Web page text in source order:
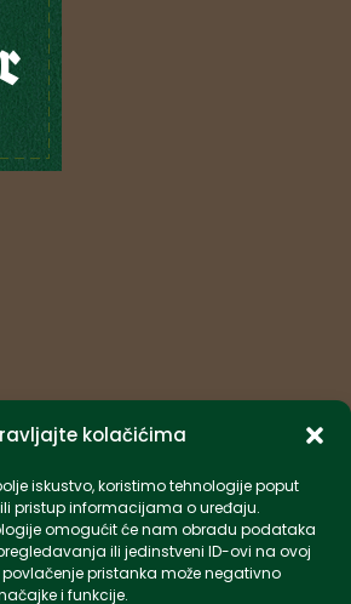
kolačićima
iskustvo, koristimo tehnologije poput
pristup informacijama o uređaju.
omogućit će nam obradu podataka
ili jedinstveni ID-ovi na ovoj
pristanka može negativno
i funkcije.